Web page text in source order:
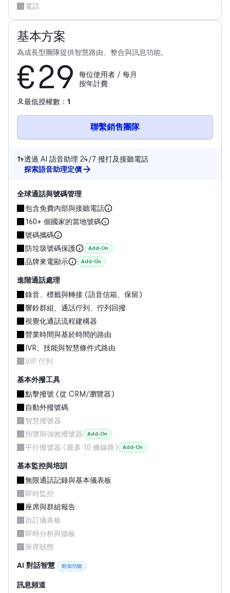
電話
基本方案
為成長型團隊提供智慧路由、整合與訊息功能。
€29
每位使用者 / 每月
按年計費
最低授權數： 1
聯繫銷售團隊
透過 AI 語音助理 24/7 撥打及接聽電話
探索語音助理定價
全球通話與號碼管理
包含免費內部與接聽電話
160+ 個國家的當地號碼
號碼攜碼
防垃圾號碼保護
Add-On
品牌來電顯示 Add-On
進階通話處理
錄音、標籤與轉接 (語音信箱、保留)
響鈴群組、通話佇列、佇列回撥
視覺化通話流程建構器
營業時間與基於時間的路由
IVR、技能與智慧條件式路由
VIP 佇列
基本外撥工具
點擊撥號 (從 CRM/瀏覽器)
自動外撥號碼
智慧撥號器
預覽與強效撥號器
Add-On
平行撥號器 (最多 10 條線路) Add-On
基本監控與培訓
無限通話記錄與基本儀表板
即時監控
座席與群組報告
自訂儀表板
即時分析與牆板
座席狀態
AI 對話智慧 附加功能
訊息頻道